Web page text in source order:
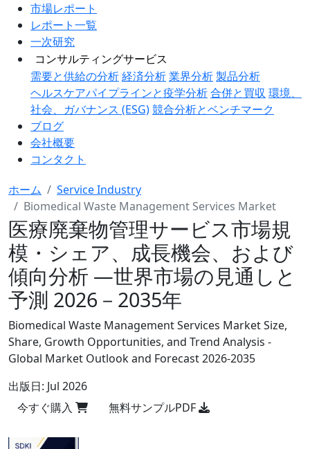
市場レポート
レポート一覧
一次研究
コンサルティングサービス
需要と供給の分析経済分析業界分析製品分析
ヘルスケアパイプラインと疫学分析合併と買収 環境、
社会、ガバナンス (ESG)競合分析とベンチマーク
ブログ
会社概要
コンタクト
ホーム
Service Industry
Biomedical Waste Management Services Market
医療廃棄物管理サービス市場規
模・シェア、成長機会、および
傾向分析 ―世界市場の見通しと
予測 2026－2035年
Biomedical Waste Management Services Market Size,
Share, Growth Opportunities, and Trend Analysis -
Global Market Outlook and Forecast 2026-2035
出版日: Jul 2026
今すぐ購入
無料サンプルPDF